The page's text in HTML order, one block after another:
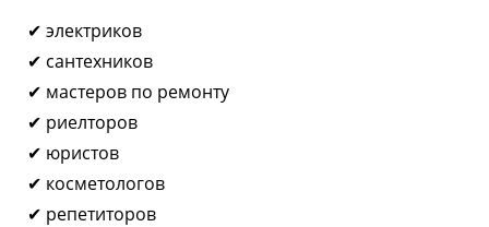
✔ электриков
✔ сантехников
✔ мастеров по ремонту
✔ риелторов
✔ юристов
✔ косметологов
✔ репетиторов